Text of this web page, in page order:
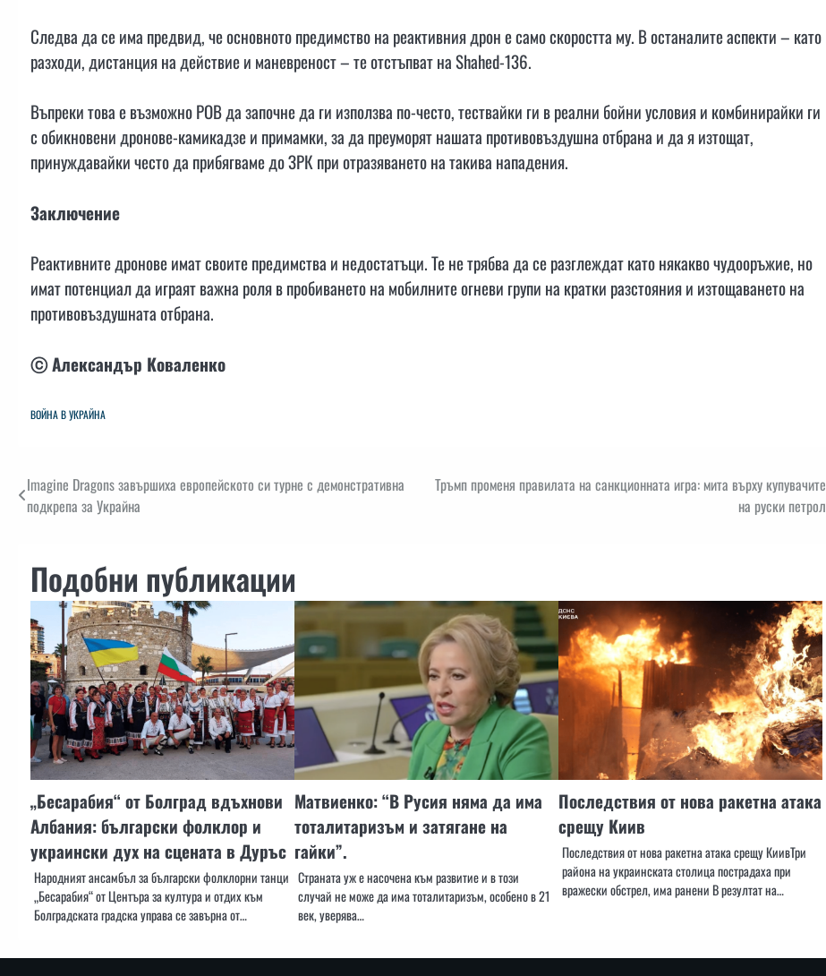
Следва да се има предвид, че основното предимство на реактивния дрон е само скоростта му. В останалите аспекти – като
разходи, дистанция на действие и маневреност – те отстъпват на Shahed-136.
Въпреки това е възможно РОВ да започне да ги използва по-често, тествайки ги в реални бойни условия и комбинирайки ги
с обикновени дронове-камикадзе и примамки, за да преуморят нашата противовъздушна отбрана и да я изтощат,
принуждавайки често да прибягваме до ЗРК при отразяването на такива нападения.
Заключение
Реактивните дронове имат своите предимства и недостатъци. Те не трябва да се разглеждат като някакво чудооръжие, но
имат потенциал да играят важна роля в пробиването на мобилните огневи групи на кратки разстояния и изтощаването на
противовъздушната отбрана.
ⓒ Александър Коваленко
ВОЙНА В УКРАЙНА
Навигация
Imagine Dragons завършиха европейското си турне с демонстративна
подкрепа за Украйна
Тръмп променя правилата на санкционната игра: мита върху купувачите
на руски петрол
Подобни публикации
„Бесарабия“ от Болград вдъхнови
Албания: български фолклор и
украински дух на сцената в Дуръс
Народният ансамбъл за български фолклорни танци
„Бесарабия“ от Центъра за култура и отдих към
Болградската градска управа се завърна от…
Матвиенко: “В Русия няма да има
тоталитаризъм и затягане на
гайки”.
Страната уж е насочена към развитие и в този
случай не може да има тоталитаризъм, особено в 21
век, уверява…
Последствия от нова ракетна атака
срещу Киив
Последствия от нова ракетна атака срещу КиивТри
района на украинската столица пострадаха при
вражески обстрел, има ранени В резултат на…